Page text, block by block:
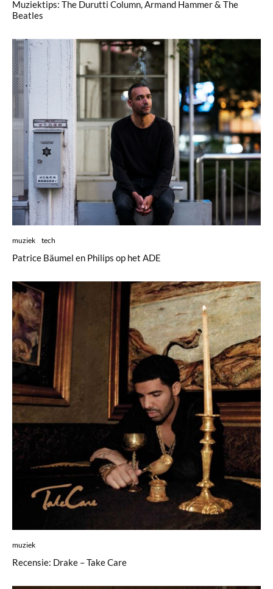
Muziektips: The Durutti Column, Armand Hammer & The
Beatles
muziek tech
Patrice Bäumel en Philips op het ADE
muziek
Recensie: Drake – Take Care